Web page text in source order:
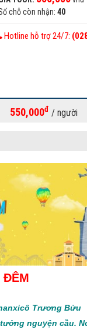
chỗ còn nhận: 40
Hotline hỗ trợ 24/7:
550,000đ / người
ĐÊM
Trương Bửu
nguyện cầu.